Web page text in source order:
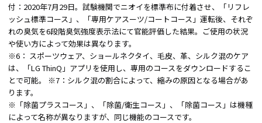
付：2020年7月29日。試験機関でニオイを標準布に付着させ、「リフレ
ッシュ標準コース」、「専用ケアスーツ/コートコース」運転後、それぞ
れの臭気を6段階臭気強度表示法にて官能評価した結果。ご使用の状況
や使い方によって効果は異なります。
※6： スポーツウェア、ショールネクタイ、毛皮、革、シルク混のケア
は、「LG ThinQ」アプリを使用し、専用のコースをダウンロードするこ
とで可能。 ※7：シルク混の割合によって、縮みの原因となる場合があ
ります。
※「除菌プラスコース」、「除菌/衛生コース」、「除菌コース」は機種
によって名称が異なりますが、同じ機能のコースです。